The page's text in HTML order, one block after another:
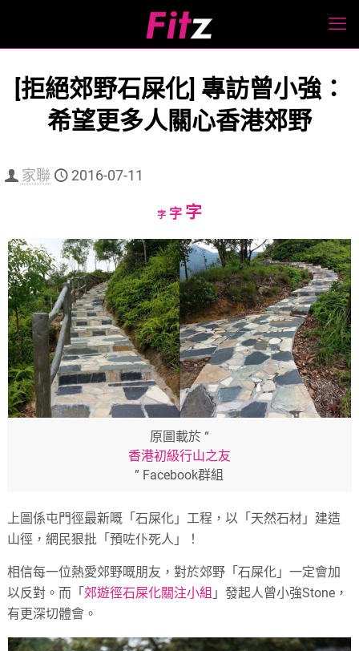
[拒絕郊野石屎化] 專訪曾小強：
希望更多人關心香港郊野
家聯 2016-07-11
字Decrease
size.
字Reset
size.
字Increase
size.
原圖載於 “
香港初級行山之友
” Facebook群組
上圖係屯門徑最新嘅「石屎化」工程，以「天然石材」建造
山徑，網民狠批「預咗仆死人」！
相信每一位熱愛郊野嘅朋友，對於郊野「石屎化」一定會加
以反對。而「 郊遊徑石屎化關注小組 」發起人曾小強Stone，
有更深切體會。